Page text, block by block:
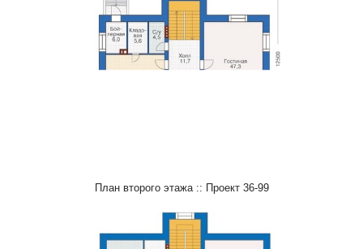
План второго этажа :: Проект 36-99